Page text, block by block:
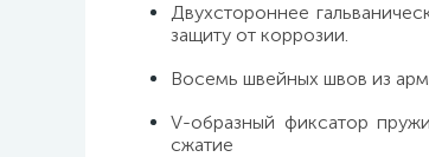
Двухстороннее
защиту от коррозии.
Восемь швейных швов из
V-образный фиксатор
сжатие